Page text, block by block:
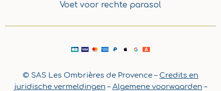
Voet voor rechte parasol
© SAS Les Ombrières de Provence – Credits en
juridische vermeldingen –Algemene voorwaarden –